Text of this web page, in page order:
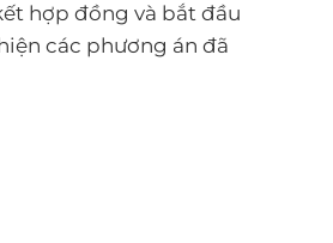
hợp đồng và bắt đầu
các phương án đã